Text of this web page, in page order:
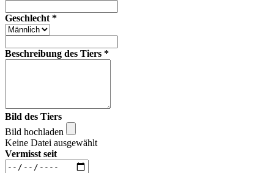
Geschlecht *
Beschreibung des Tiers *
Bild des Tiers
Bild hochladen
Keine Datei ausgewählt
Vermisst seit